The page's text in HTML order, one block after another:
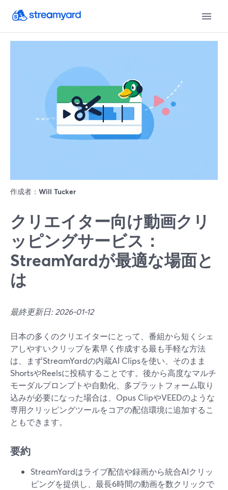
作成者： Will Tucker
クリエイター向け動画クリ
ッピングサービス：
StreamYardが最適な場面と
は
最終更新日: 2026-01-12
日本の多くのクリエイターにとって、番組から短くシェ
アしやすいクリップを素早く作成する最も手軽な方法
は、まずStreamYardの内蔵AI Clipsを使い、そのまま
ShortsやReelsに投稿することです。後から高度なマルチ
モーダルプロンプトや自動化、多プラットフォーム取り
込みが必要になった場合は、Opus ClipやVEEDのような
専用クリッピングツールをコアの配信環境に追加するこ
ともできます。
要約
StreamYardはライブ配信や録画から統合AIクリッ
ピングを提供し、最長6時間の動画を数クリックで